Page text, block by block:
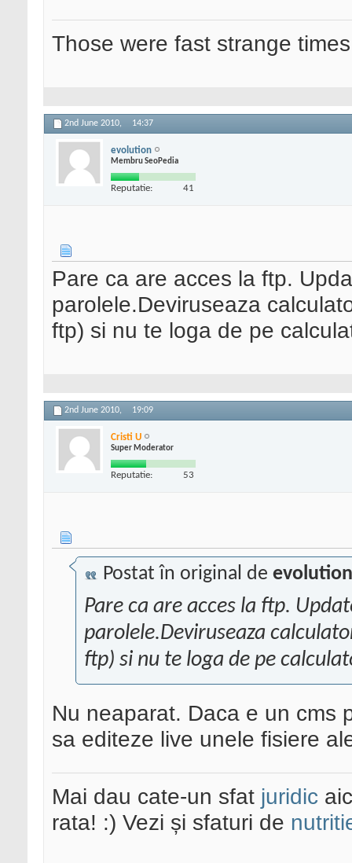
Those were fast strange
2nd June 2010, 14:37
evolution
Membru SeoPedia
Reputatie: 41
Pare ca are acces la ftp.
parolele.Deviruseaza
ftp) si nu te loga de pe
2nd June 2010, 19:09
Cristi U
Super Moderator
Reputatie: 53
Postat în original de evolution
Pare ca are acces la ftp.
parolele.Deviruseaza
ftp) si nu te loga de pe
Nu neaparat. Daca e un cms
sa editeze live unele fisiere
Mai dau cate-un sfat juridic
rata! :) Vezi și sfaturi de